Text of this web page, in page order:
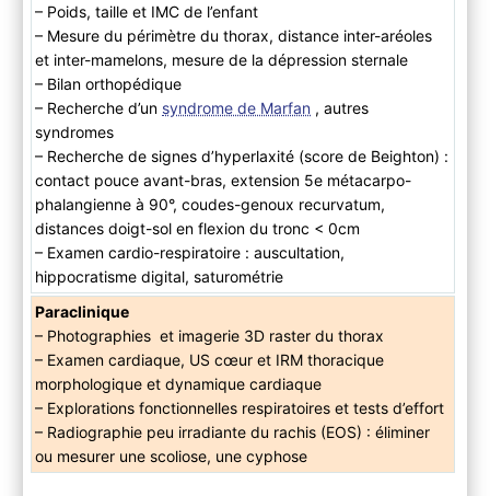
– Poids, taille et IMC de l’enfant
– Mesure du périmètre du thorax, distance inter-aréoles
et inter-mamelons, mesure de la dépression sternale
– Bilan orthopédique
– Recherche d’un syndrome de Marfan , autres
syndromes
– Recherche de signes d’hyperlaxité (score de Beighton) :
contact pouce avant-bras, extension 5e métacarpo-
phalangienne à 90°, coudes-genoux recurvatum,
distances doigt-sol en flexion du tronc < 0cm
– Examen cardio-respiratoire : auscultation,
hippocratisme digital, saturométrie
Paraclinique
– Photographies et imagerie 3D raster du thorax
– Examen cardiaque, US cœur et IRM thoracique
morphologique et dynamique cardiaque
– Explorations fonctionnelles respiratoires et tests d’effort
– Radiographie peu irradiante du rachis (EOS) : éliminer
ou mesurer une scoliose, une cyphose